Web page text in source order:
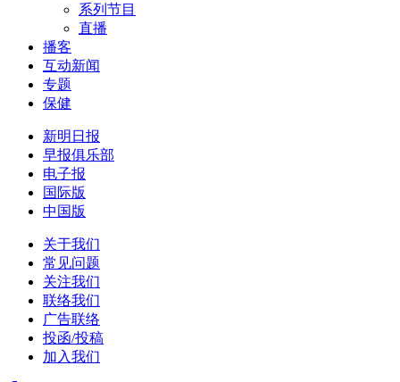
系列节目
直播
播客
互动新闻
专题
保健
新明日报
早报俱乐部
电子报
国际版
中国版
关于我们
常见问题
关注我们
联络我们
广告联络
投函/投稿
加入我们